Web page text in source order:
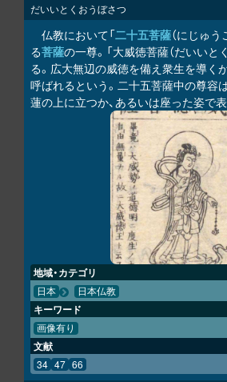
だいいとくおうぼさつ
仏教において「二十五菩薩（にじゅう
る菩薩の一尊。「大威徳菩薩（だいいと
る。広大無辺の威徳を備え衆生を導く
呼ばれるという。二十五菩薩中の尊容
蓮の上に立つか、あるいは座った姿で表
地域・カテゴリ
日本 日本仏教
キーワード
画像有り
文献
34 47 66